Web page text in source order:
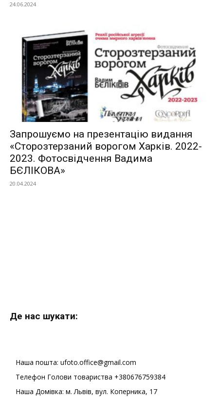
24.06.2024
Запрошуємо на презентацію видання
«Сторозтерзаний ворогом Харків. 2022-
2023. Фотосвідчення Вадима
БЄЛІКОВА»
20.04.2024
Де нас шукати:
Наша пошта: ufoto.office@gmail.com
Телефон Голови товариства +380676759384
Наша Домівка: м. Львів, вул. Коперника, 17